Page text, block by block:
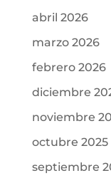
abril 2026
marzo 2026
febrero 2026
diciembre
noviembre
octubre 2025
septiembre